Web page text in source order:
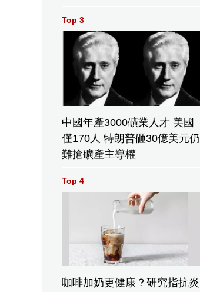
Top 3
中國年產3000礦業人才 美國
僅170人 特朗普砸30億美元仍
難搶礦產主導權
Top 4
咖啡加奶更健康？研究指抗炎